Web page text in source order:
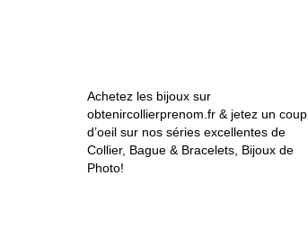
Achetez les bijoux sur
obtenircollierprenom.fr & jetez un coup
d’oeil sur nos séries excellentes de
Collier, Bague & Bracelets, Bijoux de
Photo!